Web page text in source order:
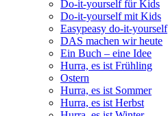
Do-it-yourself für Kids
Do-it-yourself mit Kids
Easypeasy do-it-yourself
DAS machen wir heute
Ein Buch – eine Idee
Hurra, es ist Frühling
Ostern
Hurra, es ist Sommer
Hurra, es ist Herbst